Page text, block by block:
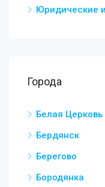
Юридические
Города
Белая Церковь
Бердянск
Берегово
Бородянка